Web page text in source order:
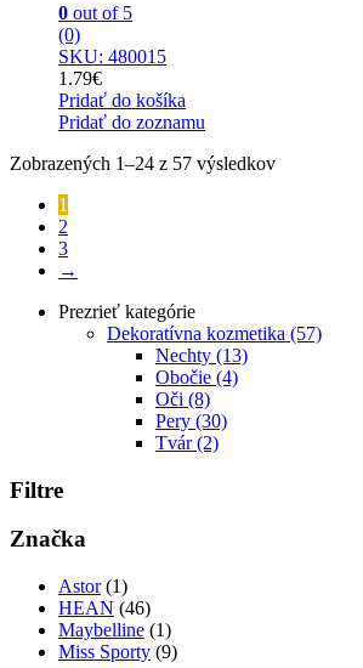
0 out of 5
(0)
SKU: 480015
1.79€
Pridať do košíka
Pridať do zoznamu
Zobrazených 1–24 z 57 výsledkov
1
2
3
→
Prezrieť kategórie
Dekoratívna kozmetika (57)
Nechty (13)
Obočie (4)
Oči (8)
Pery (30)
Tvár(2)
Filtre
Značka
Astor (1)
HEAN (46)
Maybelline (1)
Miss Sporty (9)